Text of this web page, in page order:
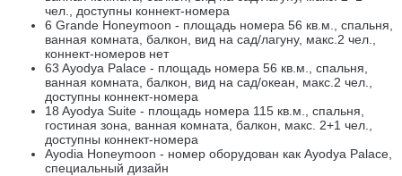
чел., доступны коннект-номера
6 Grande Honeymoon - площадь номера 56 кв.м., спальня,
ванная комната, балкон, вид на сад/лагуну, макс.2 чел.,
коннект-номеров нет
63 Ayodya Palace - площадь номера 56 кв.м., спальня,
ванная комната, балкон, вид на сад/океан, макс.2 чел.,
доступны коннект-номера
18 Ayodya Suite - площадь номера 115 кв.м., спальня,
гостиная зона, ванная комната, балкон, макс. 2+1 чел.,
доступны коннект-номера
Ayodia Honeymoon - номер оборудован как Ayodya Palace,
специальный дизайн